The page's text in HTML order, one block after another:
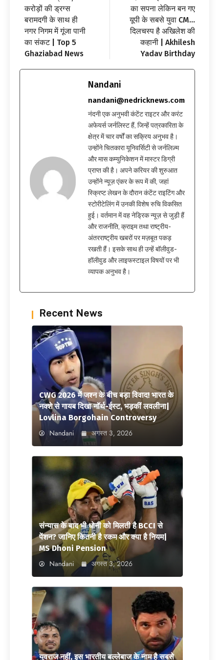
करोड़ों की ड्रग्स
बरामदगी के साथ ही
नगर निगम में गूंजा पानी
का संकट | Top 5
Ghaziabad News
का सपना लेकिन बन गए
यूपी के सबसे युवा CM…
दिलचस्प है अखिलेश की
कहानी | Akhilesh
Yadav Birthday
Nandani
nandani@nedricknews.com
नंदनी एक अनुभवी कंटेंट राइटर और करंट
अफेयर्स जर्नलिस्ट हैं, जिन्हें पत्रकारिता के
क्षेत्र में चार वर्षों का सक्रिय अनुभव है।
उन्होंने चितकारा यूनिवर्सिटी से जर्नलिज़्म
और मास कम्युनिकेशन में मास्टर डिग्री
प्राप्त की है। अपने करियर की शुरुआत
उन्होंने न्यूज़ एंकर के रूप में की, जहां
स्क्रिप्ट लेखन के दौरान कंटेंट राइटिंग और
स्टोरीटेलिंग में उनकी विशेष रुचि विकसित
हुई। वर्तमान में वह नेड्रिक न्यूज़ से जुड़ी हैं
और राजनीति, क्राइम तथा राष्ट्रीय-
अंतरराष्ट्रीय खबरों पर मज़बूत पकड़
रखती हैं। इसके साथ ही उन्हें बॉलीवुड-
हॉलीवुड और लाइफस्टाइल विषयों पर भी
व्यापक अनुभव है।
Recent News
CWG 2026 में जश्न के बीच बड़ा विवाद! भारत के
नक्शे से गायब दिखा नॉर्थ-ईस्ट, भड़कीं लवलीना|
Lovlina Borgohain Controversy
Nandani अगस्त 3, 2026
संन्यास के बाद भी धोनी को मिलती है BCCI से
पेंशन? जानिए कितनी है रकम और क्या है नियम|
MS Dhoni Pension
Nandani अगस्त 3, 2026
युवराज नहीं, इस भारतीय बल्लेबाज के नाम है सबसे